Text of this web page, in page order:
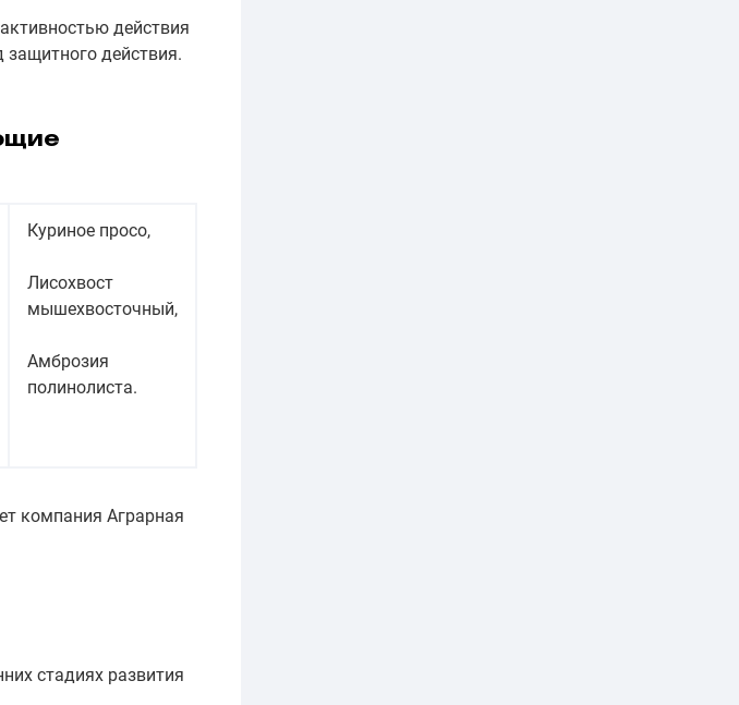
действия
защитного действия.
Куриное просо,
Лисохвост
мышехвосточный,
Амброзия
полинолиста.
компания Аграрная
стадиях развития